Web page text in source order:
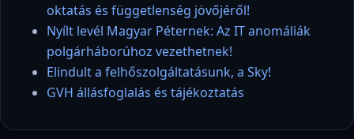
oktatás és függetlenség jövőjéről!
Nyílt levél Magyar Péternek: Az IT anomáliák
polgárháborúhoz vezethetnek!
Elindult a felhőszolgáltatásunk, a Sky!
GVH állásfoglalás és tájékoztatás